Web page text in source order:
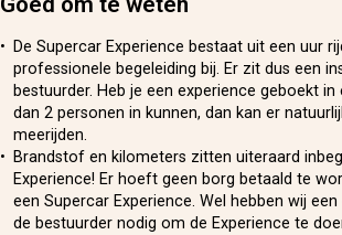
De Supercar Experience bestaat uit een uur
professionele begeleiding bij. Er zit dus een
bestuurder. Heb je een experience geboekt
dan 2 personen in kunnen, dan kan er
meerijden.
Brandstof en kilometers zitten uiteraard
Experience! Er hoeft geen borg betaald te
een Supercar Experience. Wel hebben wij
de bestuurder nodig om de Experience te